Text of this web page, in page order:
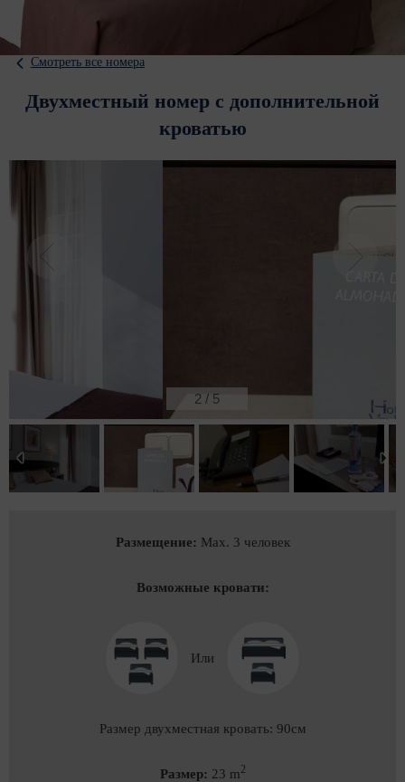
Смотреть все номера
Двухместный номер с дополнительной
кроватью
2 / 5
Размещение: Max. 3 человек
Возможные кровати:
Или
Размер двухместная кровать: 90см
Размер: 23 m2